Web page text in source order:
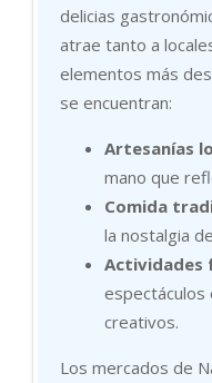
delicias
atrae tanto a
elementos más
se encuentran:
Artesanías
mano que
Comida
la nostalgia
Actividades
espectáculos
creativos.
Los mercados de